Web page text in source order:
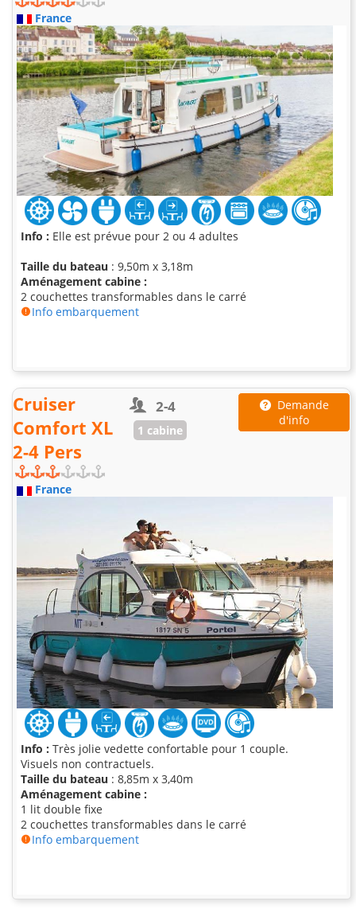
France
Info : Elle est prévue pour 2 ou 4 adultes
Taille du bateau : 9,50m x 3,18m
Aménagement cabine :
2 couchettes transformables dans le carré
Info embarquement
Cruiser
Comfort XL
2-4 Pers
2-4
1 cabine
Demande
d'info
France
Info : Très jolie vedette confortable pour 1 couple.
Visuels non contractuels.
Taille du bateau : 8,85m x 3,40m
Aménagement cabine :
1 lit double fixe
2 couchettes transformables dans le carré
Info embarquement